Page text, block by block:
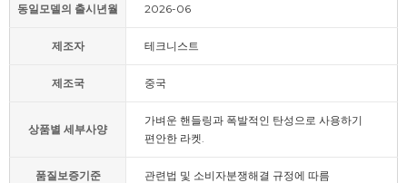
동일모델의 출시년월 2026-06
제조자 테크니스트
제조국 중국
상품별 세부사양
가벼운 핸들링과 폭발적인 탄성으로 사용하기
편안한 라켓.
품질보증기준 관련법 및 소비자분쟁해결 규정에 따름